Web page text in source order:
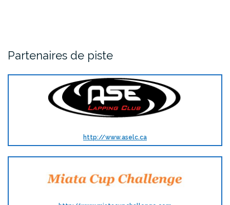
Partenaires de piste
http://www.aselc.ca